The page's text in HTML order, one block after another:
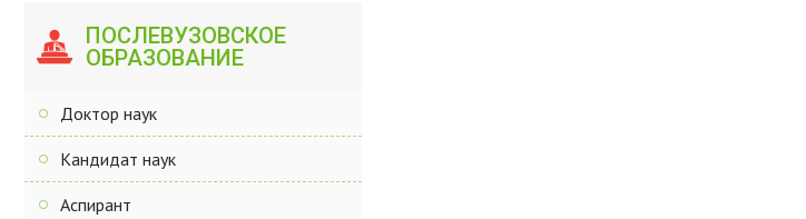
ПОСЛЕВУЗОВСКОЕ
ОБРАЗОВАНИЕ
Доктор наук
Кандидат наук
Аспирант